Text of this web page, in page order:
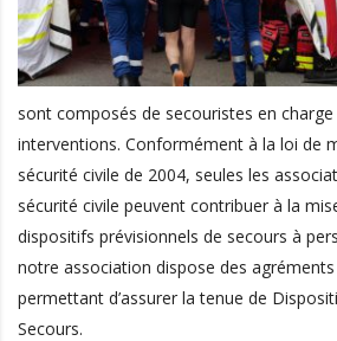
sont composés de secouristes en
interventions. Conformément à la loi de
sécurité civile de 2004, seules les
sécurité civile peuvent contribuer à la
dispositifs prévisionnels de secours à
notre association dispose des
permettant d’assurer la tenue de
Secours.